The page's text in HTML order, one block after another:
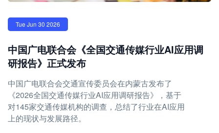
Tue Jun 30 2026
中国广电联合会《全国交通传媒行业AI应用调
研报告》正式发布
中国广电联合会交通宣传委员会在内蒙古发布了
《2026全国交通传媒行业AI应用调研报告》，基于
对145家交通传媒机构的调查，总结了行业在AI应用
上的现状与发展路径。